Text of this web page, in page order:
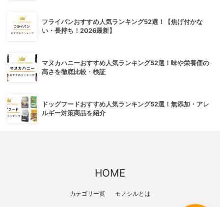
フライパンおすすめ人気ランキング52選！【焦げ付かな
い・長持ち！2026最新】
マヌカハニーおすすめ人気ランキング52選！味や栄養価の
高さを徹底比較・検証
ドッグフードおすすめ人気ランキング52選！無添加・アレ
ルギー対策商品を紹介
HOME
カテゴリ一覧 モノシルとは